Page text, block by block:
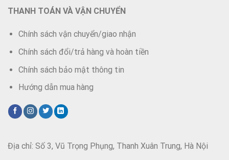
Địa chỉ: Số 3, Vũ Trọng Phụng, Thanh Xuân Trung, Hà Nội
THANH TOÁN VÀ VẬN CHUYỂN
Chính sách vận chuyển/giao nhận
Chính sách đổi/trả hàng và hoàn tiền
Chính sách bảo mật thông tin
Hướng dẫn mua hàng